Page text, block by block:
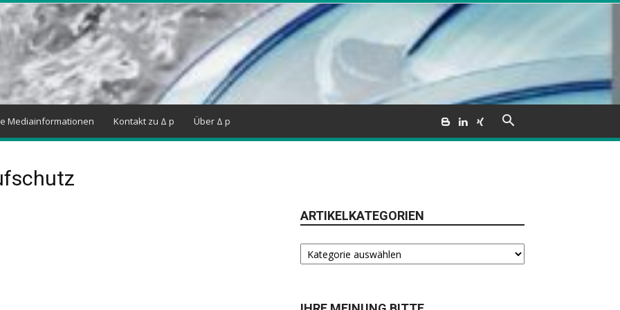
Mediainformationen Kontakt zu Δ p Über Δ p
ARTIKELKATEGORIEN
Artikelkategorien